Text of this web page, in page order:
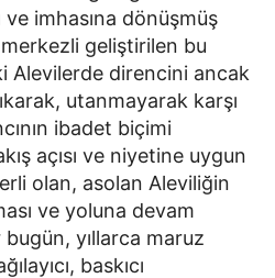
imhasına dönüşmüş
geliştirilen bu
Alevilerde direncini ancak
utanmayarak karşı
ibadet biçimi
açısı ve niyetine uygun
olan, asolan Aleviliğin
ve yoluna devam
yıllarca maruz
baskıcı